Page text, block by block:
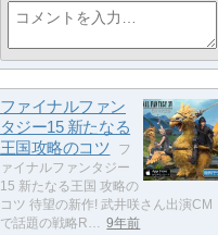
ファイナルファン
タジー15 新たなる
王国攻略のコツ
フ
ァイナルファンタジー
15 新たなる王国 攻略の
コツ 待望の新作! 武井咲さん出演CM
で話題の戦略R… 9年前